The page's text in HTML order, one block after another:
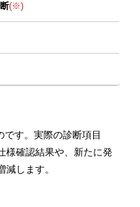
(※)
す。実際の診断項目
様確認結果や、新たに発
します。